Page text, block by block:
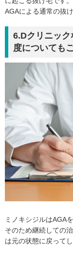
AGAによる通常の抜
6.Dクリニッ
度についても
ミノキシジルはAGA
そのため継続しての
は元の状態に戻ってし